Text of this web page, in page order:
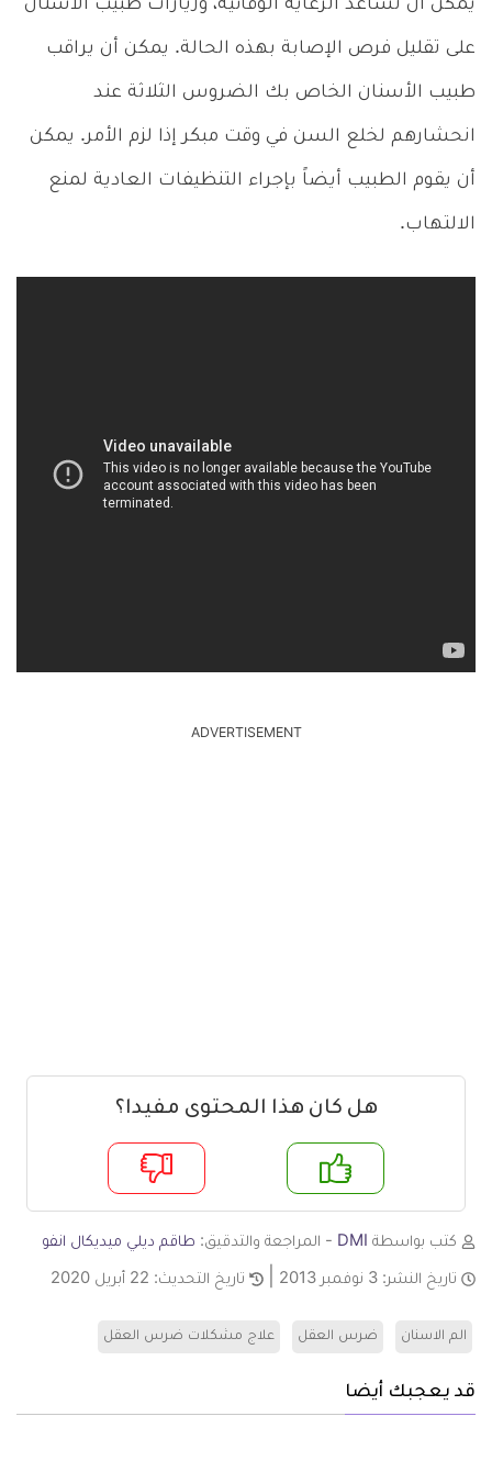
يمكن أن تساعد الرعاية الوقائية، وزيارات طبيب الأسنان
على تقليل فرص الإصابة بهذه الحالة. يمكن أن يراقب
طبيب الأسنان الخاص بك الضروس الثلاثة عند
انحشارهم لخلع السن في وقت مبكر إذا لزم الأمر. يمكن
أن يقوم الطبيب أيضاً بإجراء التنظيفات العادية لمنع
الالتهاب.
ADVERTISEMENT
هل كان هذا المحتوى مفيدا؟
لا
كتب بواسطة DMI - المراجعة والتدقيق: طاقم ديلي ميديكال انفو
تاريخ النشر: 3 نوفمبر 2013 تاريخ التحديث: 22 أبريل 2020
الم الاسنان ضرس العقل علاج مشكلات ضرس العقل
قد يعجبك أيضا